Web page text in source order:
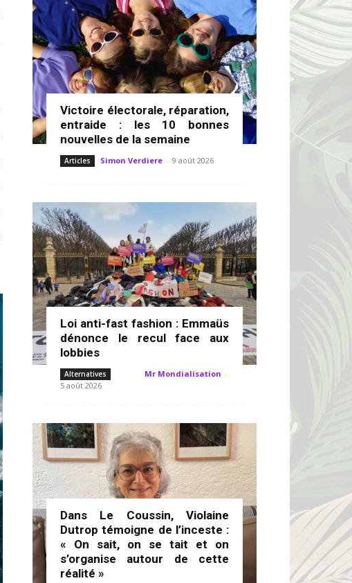
Victoire électorale, réparation,
entraide : les 10 bonnes
nouvelles de la semaine
Articles Simon Verdiere - 9 août 2026
Loi anti-fast fashion : Emmaüs
dénonce le recul face aux
lobbies
Alternatives Mr Mondialisation -
5 août 2026
Dans Le Coussin, Violaine
Dutrop témoigne de l’inceste :
« On sait, on se tait et on
s’organise autour de cette
réalité »